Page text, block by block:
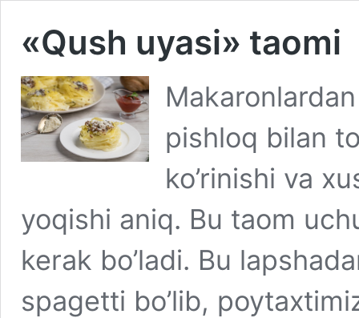
«Qush uyasi» taomi
pishloq bilan
ko’rinishi va
yoqishi aniq. Bu taom
kerak bo’ladi. Bu
spagetti bo’lib,